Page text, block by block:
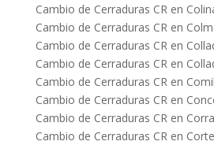
Cambio de Cerraduras CR en
Cambio de Cerraduras CR en
Cambio de Cerraduras CR en
Cambio de Cerraduras CR en
Cambio de Cerraduras CR en
Cambio de Cerraduras CR en
Cambio de Cerraduras CR en
Cambio de Cerraduras CR en